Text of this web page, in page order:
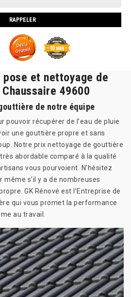
et nettoyage de
49600
de notre équipe
pouvoir récupérer de l’eau de pluie
une gouttière propre et sans
Notre prix nettoyage de gouttière
abordable comparé à la qualité
vous pourvoient. N’hésitez
même s’il y a de nombreuses
GK Rénové est l’Entreprise de
qui vous promet la performance
au travail.